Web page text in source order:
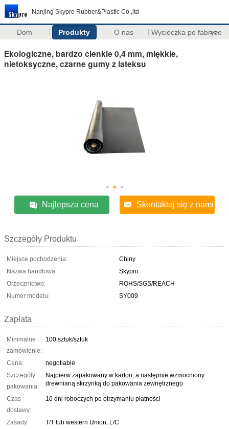
Nanjing Skypro Rubber&Plastic Co.,ltd
Dom Produkty O nas Wycieczka po fabryce
>>
Ekologiczne, bardzo cienkie 0,4 mm, miękkie,
nietoksyczne, czarne gumy z lateksu
Najlepsza cena Skontaktuj się z nami
Szczegóły Produktu
Miejsce pochodzenia:
Chiny
Nazwa handlowa:
Skypro
Orzecznictwo:
ROHS/SGS/REACH
Numer modelu:
SY009
Zapłata
Minimalne
zamówienie:
100 sztuk/sztuk
Cena:
negotiable
Szczegóły
pakowania:
Najpierw zapakowany w karton, a następnie wzmocniony
drewnianą skrzynką do pakowania zewnętrznego
Czas
dostawy:
10 dni roboczych po otrzymaniu płatności
Zasady
T/T lub western Union, L/C